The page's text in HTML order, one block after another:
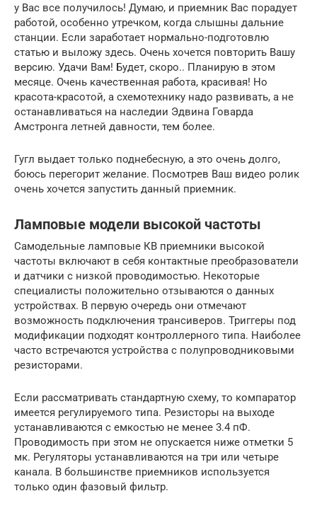
у Вас все получилось! Думаю, и приемник Вас порадует
работой, особенно утречком, когда слышны дальние
станции. Если заработает нормально-подготовлю
статью и выложу здесь. Очень хочется повторить Вашу
версию. Удачи Вам! Будет, скоро.. Планирую в этом
месяце. Очень качественная работа, красивая! Но
красота-красотой, а схемотехнику надо развивать, а не
останавливаться на наследии Эдвина Говарда
Амстронга летней давности, тем более.
Гугл выдает только поднебесную, а это очень долго,
боюсь перегорит желание. Посмотрев Ваш видео ролик
очень хочется запустить данный приемник.
Ламповые модели высокой частоты
Самодельные ламповые КВ приемники высокой
частоты включают в себя контактные преобразователи
и датчики с низкой проводимостью. Некоторые
специалисты положительно отзываются о данных
устройствах. В первую очередь они отмечают
возможность подключения трансиверов. Триггеры под
модификации подходят контроллерного типа. Наиболее
часто встречаются устройства с полупроводниковыми
резисторами.
Если рассматривать стандартную схему, то компаратор
имеется регулируемого типа. Резисторы на выходе
устанавливаются с емкостью не менее 3.4 пФ.
Проводимость при этом не опускается ниже отметки 5
мк. Регуляторы устанавливаются на три или четыре
канала. В большинстве приемников используется
только один фазовый фильтр.